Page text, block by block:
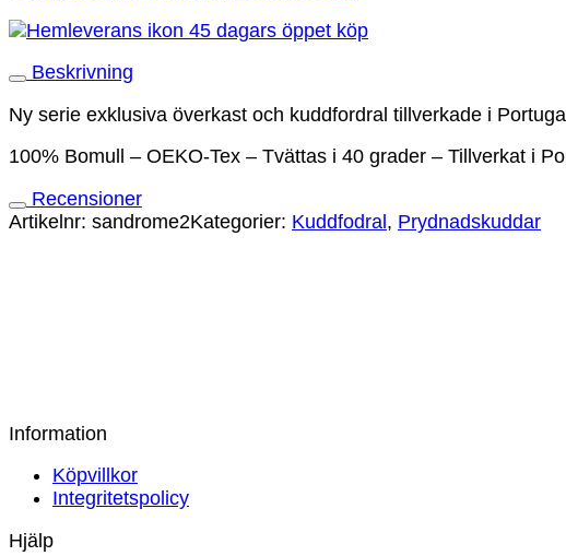
45 dagars öppet köp
Beskrivning
Ny serie exklusiva överkast och kuddfordral tillverkade i
100% Bomull – OEKO-Tex – Tvättas i 40 grader – Tillverkat i
Recensioner
Artikelnr: sandrome2Kategorier: Kuddfodral, Prydnadskuddar
Information
Köpvillkor
Integritetspolicy
Hjälp